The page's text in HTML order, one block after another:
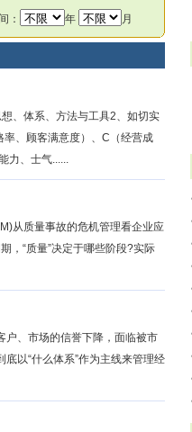
： 年 月
、体系、方法与工具2、如切实
、顾客满意度）、C（经营成
力、士气......
从质量事故的危机管理看企业应
，“质量”决定于哪些阶段?实际
户、市场的信誉下降，面临被市
以“什么体系”作为主线来管理经